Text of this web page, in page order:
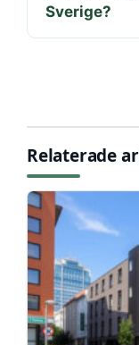
Sverige?
Relaterade